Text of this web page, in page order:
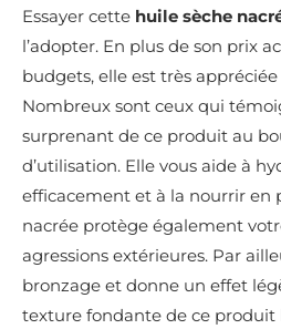
Essayer cette huile sèche
l’adopter. En plus de son prix
budgets, elle est très
Nombreux sont ceux qui
surprenant de ce produit au
d’utilisation. Elle vous aide à
efficacement et à la nourrir en
nacrée protège également
agressions extérieures. Par
bronzage et donne un effet
texture fondante de ce produit